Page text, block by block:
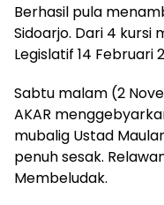
Berhasil pula
Sidoarjo. Dari 4 kursi
Legislatif 14 Februari
Sabtu malam (2
AKAR
mubalig Ustad
penuh sesak.
Membeludak.